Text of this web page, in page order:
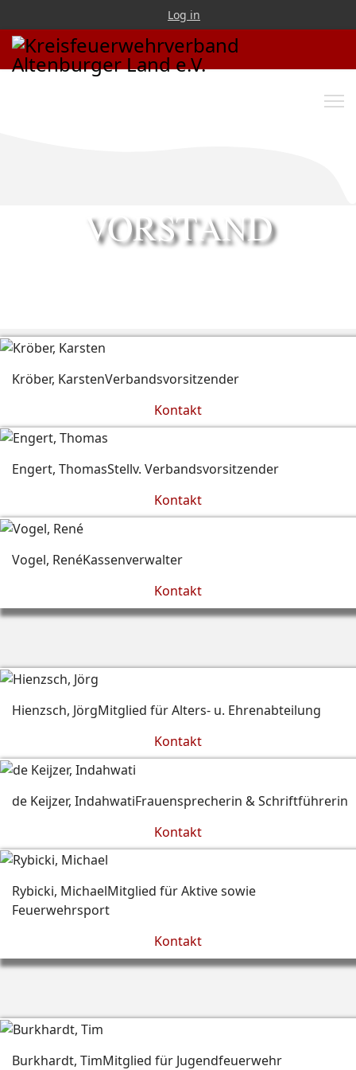
Log in
VORSTAND
Kröber, KarstenVerbandsvorsitzender
Kontakt
Engert, ThomasStellv. Verbandsvorsitzender
Kontakt
Vogel, RenéKassenverwalter
Kontakt
Hienzsch, JörgMitglied für Alters- u. Ehrenabteilung
Kontakt
de Keijzer, IndahwatiFrauensprecherin & Schriftführerin
Kontakt
Rybicki, MichaelMitglied für Aktive sowie
Feuerwehrsport
Kontakt
Burkhardt, TimMitglied für Jugendfeuerwehr